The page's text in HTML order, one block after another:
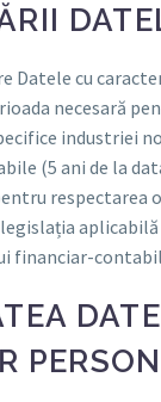
Datele cu
necesară
industriei
(5 ani de la
respectarea
financiar-